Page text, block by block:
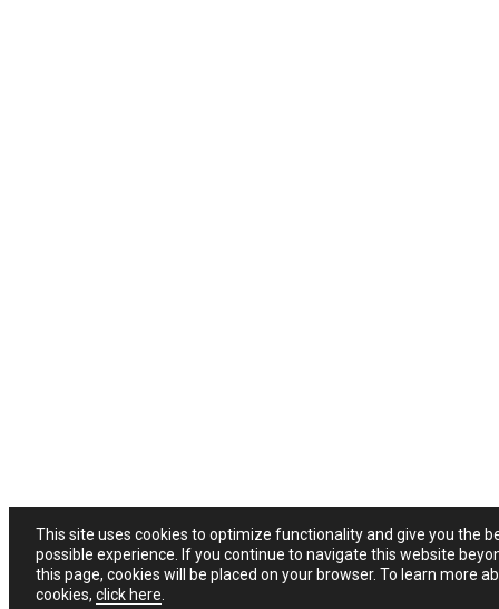
This site uses cookies to optimize functionality and give you the
possible experience. If you continue to navigate this website
this page, cookies will be placed on your browser. To learn more
cookies, click here